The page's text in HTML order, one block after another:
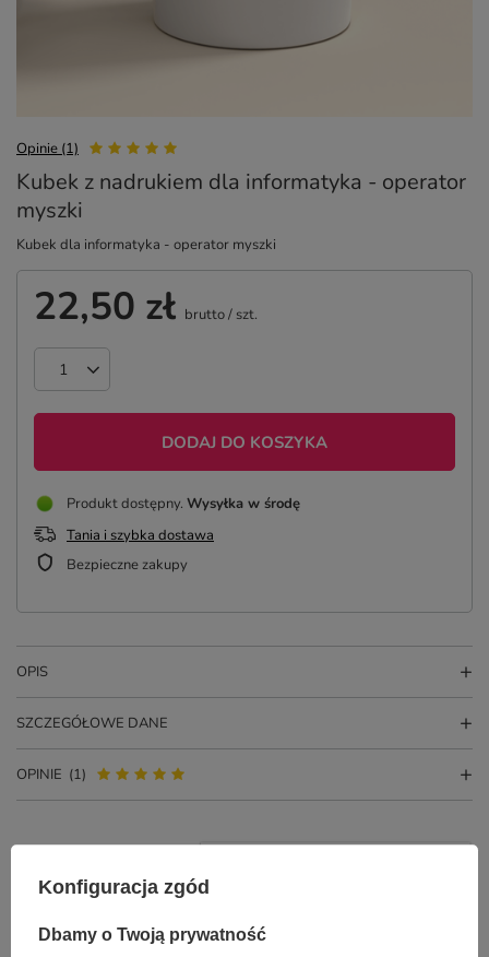
Opinie (1)
Kubek z nadrukiem dla informatyka - operator
myszki
Kubek dla informatyka - operator myszki
22,50 zł brutto/ szt.
DODAJ DO KOSZYKA
Produkt dostępny Wysyłka w środę
Tania i szybka dostawa
Bezpieczne zakupy
OPIS
SZCZEGÓŁOWE DANE
OPINIE (1)
Konfiguracja zgód
Dbamy o Twoją prywatność